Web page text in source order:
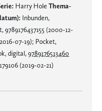
Harry Hole Thema-
Inbunden,
9789176437155 (2000-12-
07-19); Pocket,
digital,9789176513460
(2019-02-21)